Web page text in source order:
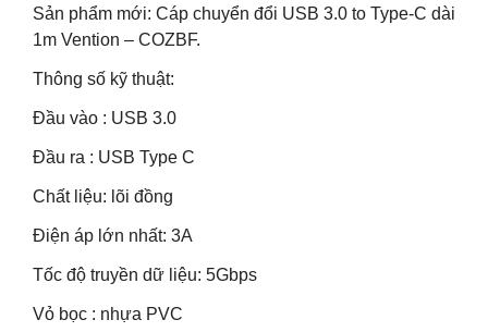
Sản phẩm mới: Cáp chuyển đổi USB 3.0 to Type-C dài
1m Vention – COZBF.
Thông số kỹ thuật:
Đầu vào : USB 3.0
Đầu ra : USB Type C
Chất liệu: lõi đồng
Điện áp lớn nhất: 3A
Tốc độ truyền dữ liệu: 5Gbps
Vỏ bọc : nhựa PVC